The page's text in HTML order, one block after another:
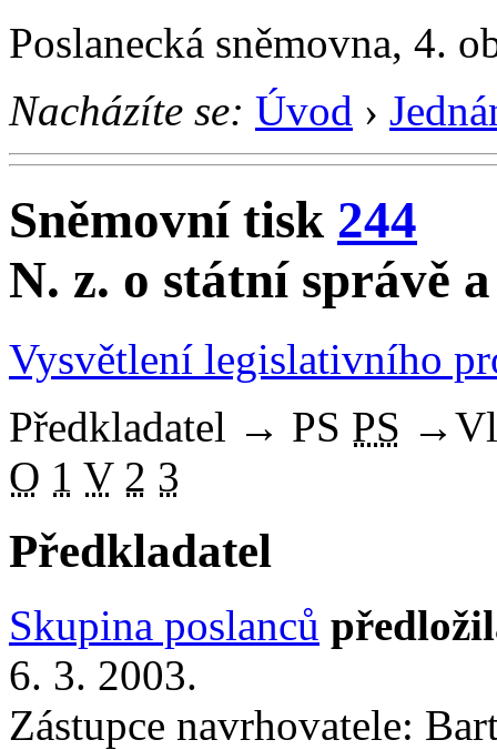
Poslanecká sněmovna, 4.
Nacházíte se: Úvod ›
Sněmovní tisk 244
N. z. o státní správě
Vysvětlení legislativního
Předkladatel → PS PS →
O 1 V 2 3
Předkladatel
Skupina poslanců
6. 3. 2003.
Zástupce navrhovatele: